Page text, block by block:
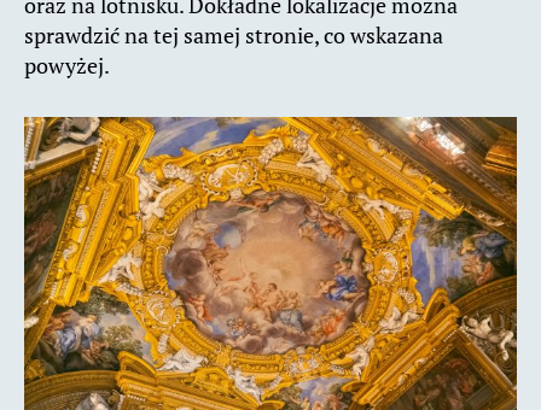
sprawdzić na tej samej stronie, co wskazana
powyżej.